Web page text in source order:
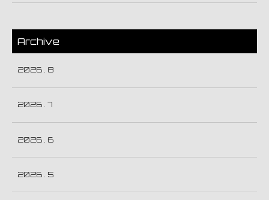
Archive
2026 . 8
2026 . 7
2026 . 6
2026 . 5